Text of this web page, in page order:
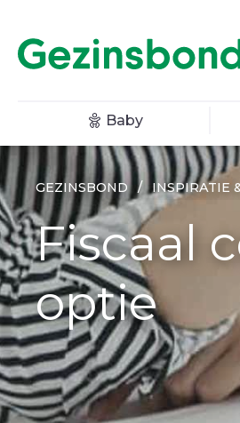
Baby
GEZINSBOND / INSPIRATIE
Fiscaal
optie